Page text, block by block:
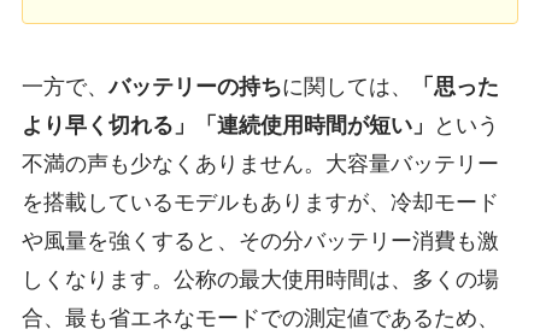
一方で、バッテリーの持ちに関しては、
「思った
より早く切れる」「連続使用時間が短い」
という
不満の声も少なくありません。大容量バッテリー
を搭載しているモデルもありますが、冷却モード
や風量を強くすると、その分バッテリー消費も激
しくなります。公称の最大使用時間は、多くの場
合、最も省エネなモードでの測定値であるため、